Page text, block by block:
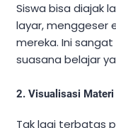
Siswa bisa diajak
layar, menggeser
mereka. Ini
suasana belajar
2. Visualisasi
Tak lagi terbatas